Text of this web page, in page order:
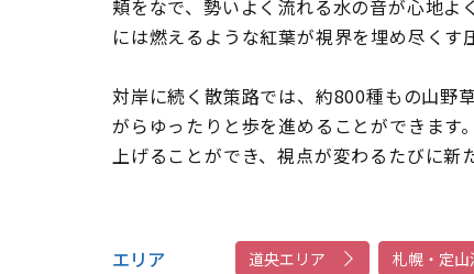
頬をなで、勢いよく流れる水の音が心地
には燃えるような紅葉が視界を埋め尽くす
対岸に続く散策路では、約800種もの山野
がらゆったりと歩を進めることができます
上げることができ、視点が変わるたびに新
エリア 道央エリア 札幌・定山